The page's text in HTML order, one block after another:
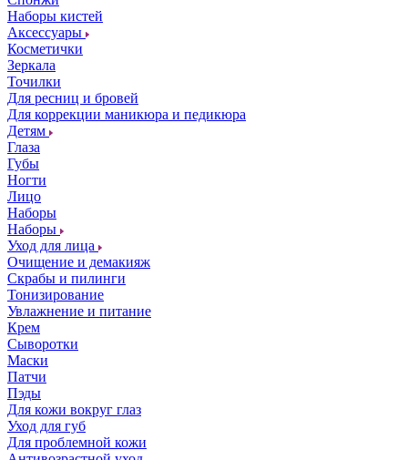
Наборы кистей
Аксессуары
Косметички
Зеркала
Точилки
Для ресниц и бровей
Для коррекции маникюра и педикюра
Детям
Глаза
Губы
Ногти
Лицо
Наборы
Наборы
Уход для лица
Очищение и демакияж
Скрабы и пилинги
Тонизирование
Увлажнение и питание
Крем
Сыворотки
Маски
Патчи
Пэды
Для кожи вокруг глаз
Уход для губ
Для проблемной кожи